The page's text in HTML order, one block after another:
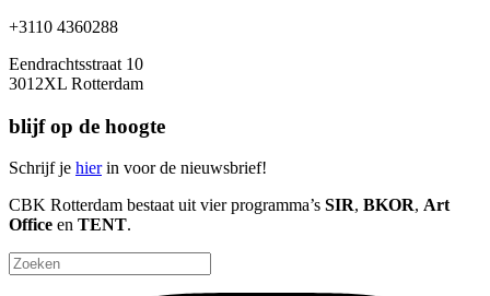
+3110 4360288
Eendrachtsstraat 10
3012XL Rotterdam
blijf op de hoogte
Schrijf je hierin voor de nieuwsbrief!
CBK Rotterdam bestaat uit vier programma’s SIR, BKOR, Art
Office en TENT.